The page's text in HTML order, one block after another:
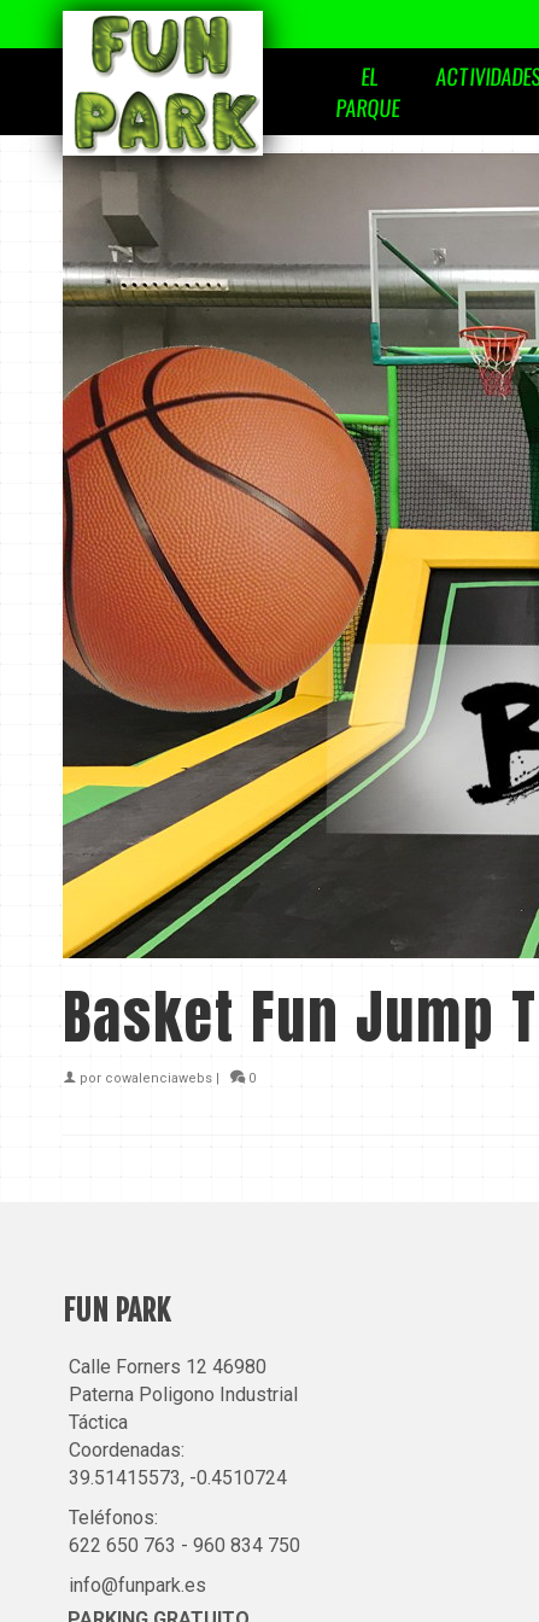
Trampoline Park
EL
PARQUE
Basket Fun Jump
por cowalenciawebs | 0
FUN PARK
Calle Forners 12 46980
Paterna Poligono Industrial
Táctica
Coordenadas:
39.51415573, -0.4510724
Teléfonos:
622 650 763 - 960 834 750
info@funpark.es